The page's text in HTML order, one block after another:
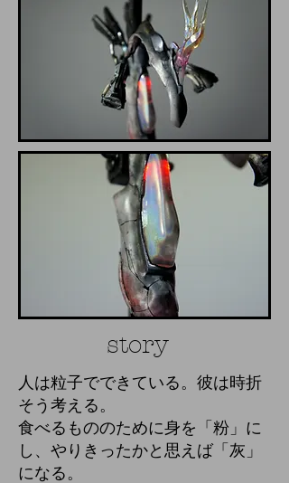
story
人は粒子でできている。彼は時折
そう考える。
食べるもののために身を「 粉」に
し、やりきったかと思えば「灰」
になる。